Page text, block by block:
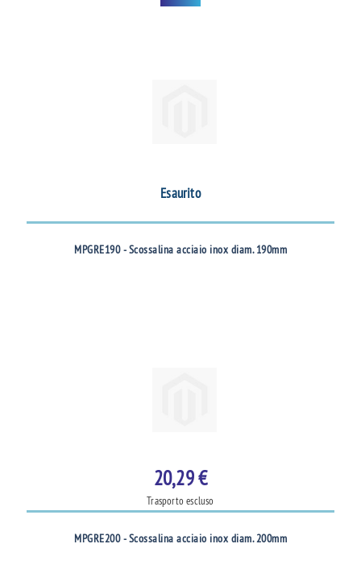
Esaurito
MPGRE190 - Scossalina acciaio inox diam. 190mm
20,29 €
Trasporto escluso
MPGRE200 - Scossalina acciaio inox diam. 200mm